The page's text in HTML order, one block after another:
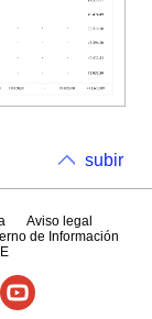
subir
Aviso legal
de Información